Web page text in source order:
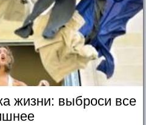
жизни: выброси все